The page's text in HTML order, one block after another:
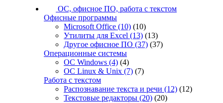
ОС, офисное ПО, работа с текстом
Офисные программы
Microsoft Office (10) (10)
Утилиты для Excel (13) (13)
Другое офисное ПО (37) (37)
Операционные системы
ОС Windows (4) (4)
ОС Linux & Unix (7) (7)
Работа с текстом
Распознавание текста и речи (12) (12)
Текстовые редакторы (20) (20)